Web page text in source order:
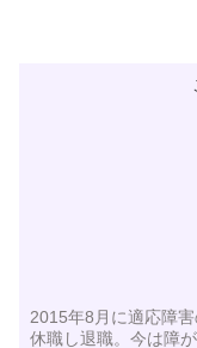
2015年8月に適応障
休職し退職。今は障